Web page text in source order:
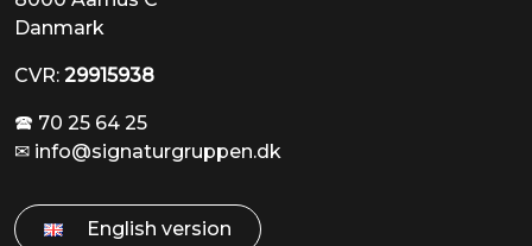
Danmark
CVR: 29915938
🕿 70 25 64 25
✉ info@signaturgruppen.dk
English version